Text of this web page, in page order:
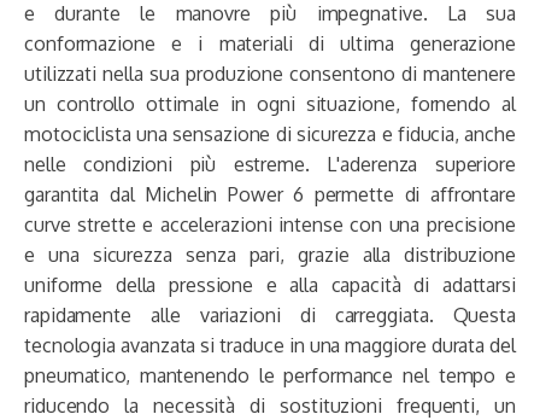
e durante le manovre più impegnative. La sua
conformazione e i materiali di ultima generazione
utilizzati nella sua produzione consentono di mantenere
un controllo ottimale in ogni situazione, fornendo al
motociclista una sensazione di sicurezza e fiducia, anche
nelle condizioni più estreme. L'aderenza superiore
garantita dal Michelin Power 6 permette di affrontare
curve strette e accelerazioni intense con una precisione
e una sicurezza senza pari, grazie alla distribuzione
uniforme della pressione e alla capacità di adattarsi
rapidamente alle variazioni di carreggiata. Questa
tecnologia avanzata si traduce in una maggiore durata del
pneumatico, mantenendo le performance nel tempo e
riducendo la necessità di sostituzioni frequenti, un